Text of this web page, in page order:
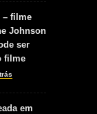
– filme
Johnson
ser
filme
em